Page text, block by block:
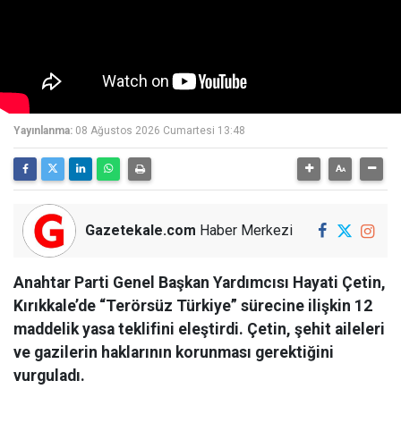
Yayınlanma: 08 Ağustos 2026 Cumartesi 13:48
Gazetekale.com Haber Merkezi
Anahtar Parti Genel Başkan Yardımcısı Hayati Çetin,
Kırıkkale’de “Terörsüz Türkiye” sürecine ilişkin 12
maddelik yasa teklifini eleştirdi. Çetin, şehit aileleri
ve gazilerin haklarının korunması gerektiğini
vurguladı.